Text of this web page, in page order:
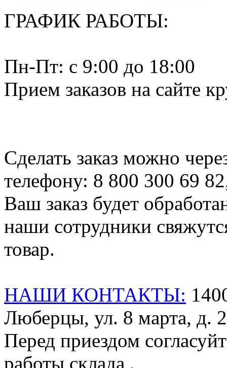
ГРАФИК РАБОТЫ:
Пн-Пт: c 9:00 до 18:00
Прием заказов на сайте
Сделать заказ можно
телефону: 8 800 300 69
Ваш заказ будет
наши сотрудники
товар.
НАШИ КОНТАКТЫ:
Люберцы, ул. 8 марта, д.
Перед приездом
работы склада .